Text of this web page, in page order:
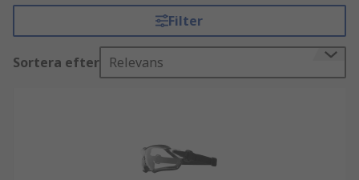
ger allmänt slagskydd, men dessa är mer
lämpade för skydd mot vätske- och
kemikaliestänk. Du kan läsa mer om
skyddsglasögon och skyddande ögonutrustning i
En tillverkarmärkning (ibland med en
Filter
Sortera efter Relevans